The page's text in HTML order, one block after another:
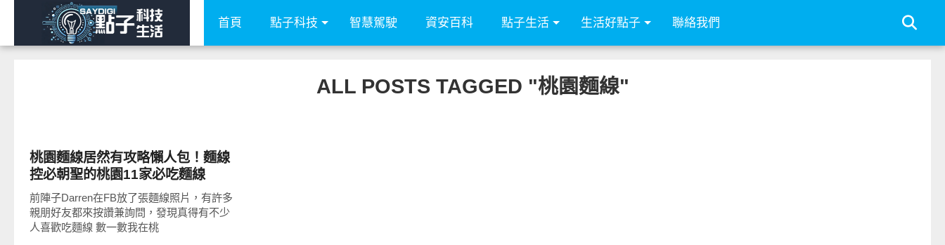
首頁 點子科技 智慧駕駛 資安百科 點子生活 生活好點子 聯絡我們
ALL POSTS TAGGED "桃園麵線"
桃園麵線居然有攻略懶人包！麵線
控必朝聖的桃園11家必吃麵線
前陣子Darren在FB放了張麵線照片，有許多
親朋好友都來按讚兼詢問，發現真得有不少
人喜歡吃麵線 數一數我在桃